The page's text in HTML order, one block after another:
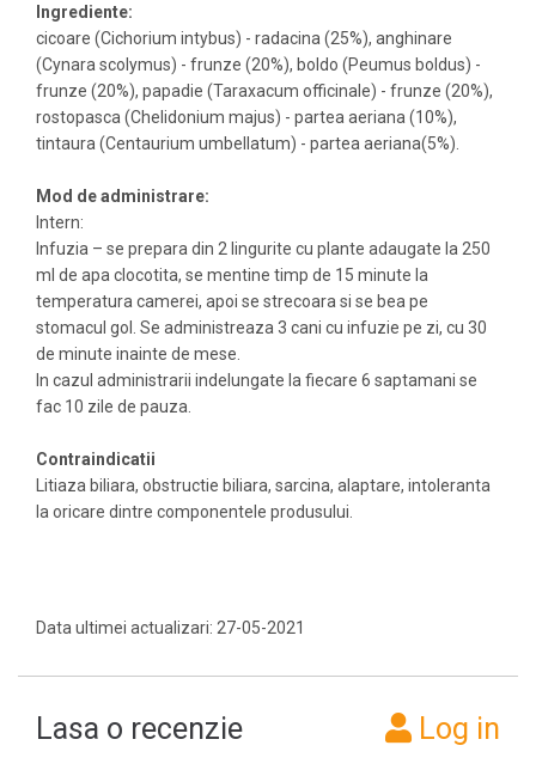
Ingrediente:
cicoare (Cichorium intybus) - radacina (25%), anghinare
(Cynara scolymus) - frunze (20%), boldo (Peumus boldus) -
frunze (20%), papadie (Taraxacum officinale) - frunze (20%),
rostopasca (Chelidonium majus) - partea aeriana (10%),
tintaura (Centaurium umbellatum) - partea aeriana(5%).
Mod de administrare:
Intern:
Infuzia – se prepara din 2 lingurite cu plante adaugate la 250
ml de apa clocotita, se mentine timp de 15 minute la
temperatura camerei, apoi se strecoara si se bea pe
stomacul gol. Se administreaza 3 cani cu infuzie pe zi, cu 30
de minute inainte de mese.
In cazul administrarii indelungate la fiecare 6 saptamani se
fac 10 zile de pauza.
Contraindicatii
Litiaza biliara, obstructie biliara, sarcina, alaptare, intoleranta
la oricare dintre componentele produsului.
Data ultimei actualizari: 27-05-2021
Lasa o recenzie Log in